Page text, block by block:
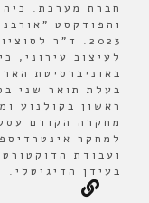
חברת מערכת.
2023. ד"ר
לעיצוב עירוני,
באוניברסיטת
בעלת תואר שני
ראשון בקולנוע
מחקרה הקודם
למחקר
ועבודת
בעידן הדיגיטלי.